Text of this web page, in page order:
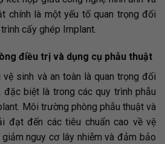
chính là một yếu tố quan trọng đối
cấy ghép Implant.
điều trị và dụng cụ phẫu thuật
sinh và an toàn là quan trọng đối
đặc biệt là trong các quy trình phẫu
Môi trường phòng phẫu thuật và
đạt đến các tiêu chuẩn cao về vệ
nguy cơ lây nhiễm và đảm bảo